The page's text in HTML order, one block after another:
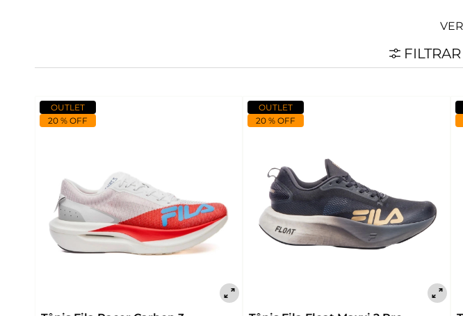
OUTLET
20 % OFF
OUTLET
20 % OFF